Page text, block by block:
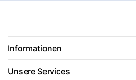
Informationen
Unsere Services